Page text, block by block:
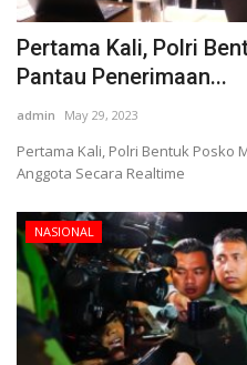
Pertama Kali, Polri
Pantau Penerimaan...
admin May 29, 2023
Pertama Kali, Polri Bentuk Posko
Anggota Secara Realtime
NASIONAL